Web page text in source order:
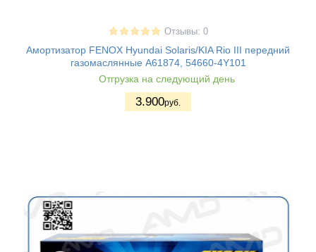
Отзывы: 0
Амортизатор FENOX Hyundai Solaris/KIA Rio III передний
газомаслянные A61874, 54660-4Y101
Отгрузка на следующий день
3.900руб.